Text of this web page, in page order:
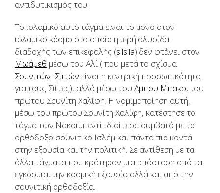
αντιδυτικισμός του.
Το ισλαμικό αυτό τάγμα είναι το μόνο στον
ισλαμικό κόσμο στο οποίο η ιερή αλυσίδα
διαδοχής των επικεφαλής (silsila) δεν φτάνει στον
Μωάμεθ μέσω του Αλί ( που μετά το σχίσμα
Σουνιτών–Σιιτών είναι η κεντρική προσωπικότητα
για τους Σιίτες), αλλά μέσω του Αμπου Μπακρ, του
πρώτου Σουνίτη Χαλίφη. Η νομιμοποίηση αυτή,
μέσω του πρώτου Σουνίτη Χαλίφη, κατέστησε το
τάγμα των Νακσιμπεντί ιδιαίτερα συμβατό με το
ορθόδοξο-σουνιτικό Ισλάμ και πάντα πιο κοντά
στην εξουσία και την πολιτική. Σε αντίθεση με τα
άλλα τάγματα που κράτησαν μια απόσταση από τα
εγκόσμια, την κοσμική εξουσία αλλά και από την
σουνιτική ορθοδοξία.